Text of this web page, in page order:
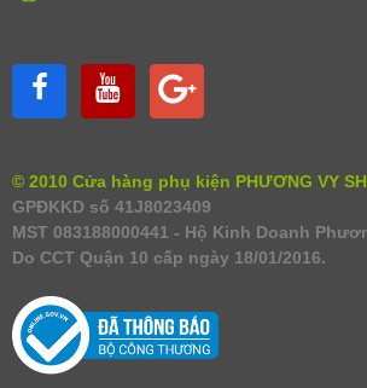
© 2010 Cửa hàng phụ kiện PHƯƠNG VY
GPĐKKD số 41J8023409
MST 083188000441 - Hộ Kinh Doanh
Do CCT Quận 10 cấp ngày 18/01/2016.